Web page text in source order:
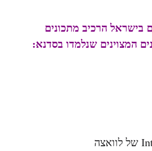
בישראל הרכיב מתכונים
המצוינים שנלמדו בסדנא: